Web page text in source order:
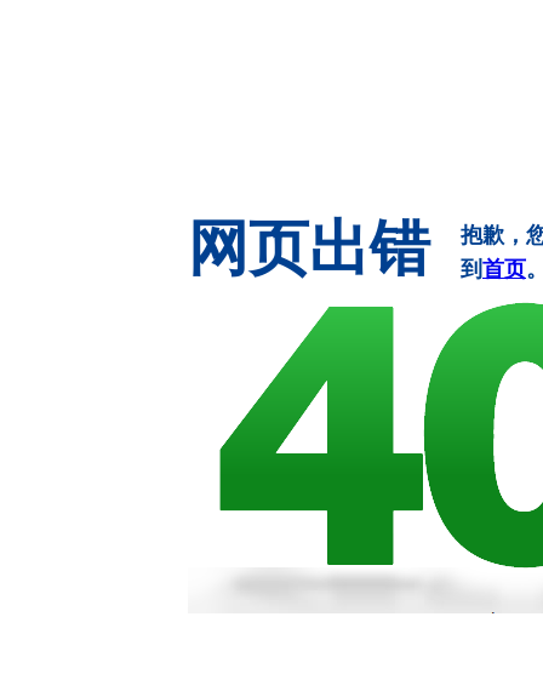
网页出错
抱歉，
到 首页